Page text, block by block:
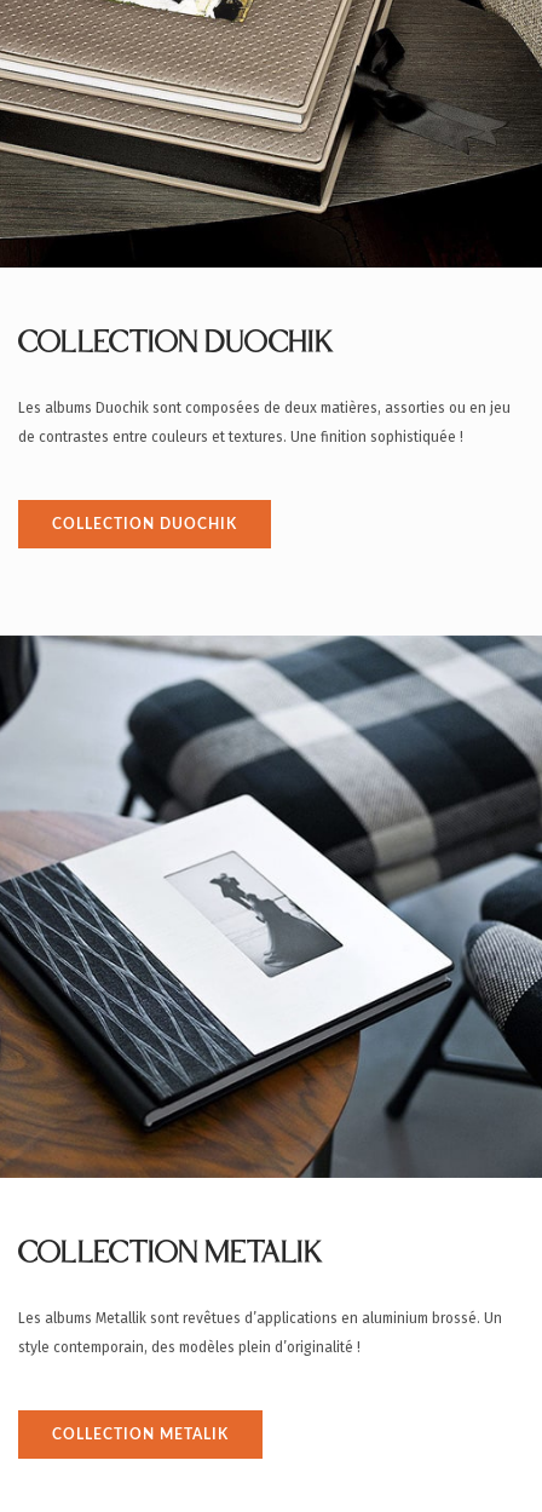
COLLECTION DUOCHIK
Les albums Duochik sont composées de deux matières, assorties ou en jeu
de contrastes entre couleurs et textures. Une finition sophistiquée !
COLLECTION DUOCHIK
COLLECTION METALIK
Les albums Metallik sont revêtues d’applications en aluminium brossé. Un
style contemporain, des modèles plein d’originalité !
COLLECTION METALIK